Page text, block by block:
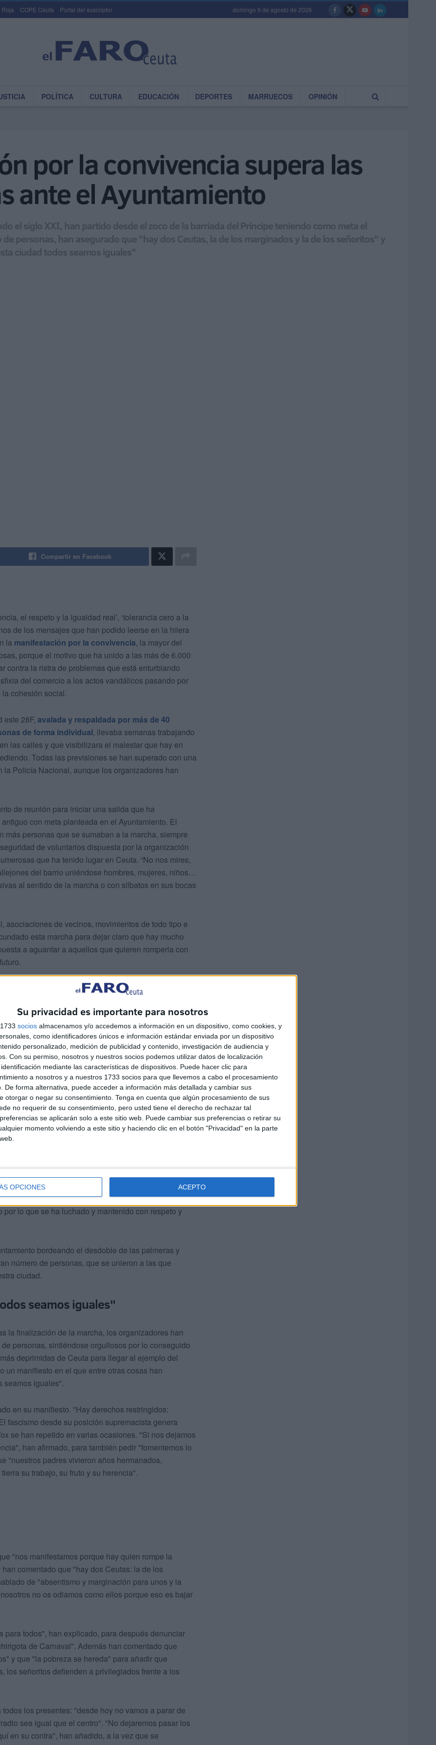
Su privacidad es importante para nosotros
socios almacenamos y/o accedemos a información en un dispositivo, como cookies, y
como identificadores únicos e información estándar enviada por un dispositivo
personalizado, medición de publicidad y contenido, investigación de audiencia y
Con su permiso, nosotros y nuestros socios podemos utilizar datos de localización
mediante las características de dispositivos. Puede hacer clic para
a nosotros y a nuestros 1733 socios para que llevemos a cabo el procesamiento
De forma alternativa, puede acceder a información más detallada y cambiar sus
otorgar o negar su consentimiento. Tenga en cuenta que algún procesamiento de sus
no requerir de su consentimiento, pero usted tiene el derecho de rechazar tal
se aplicarán solo a este sitio web. Puede cambiar sus preferencias o retirar su
momento volviendo a este sitio y haciendo clic en el botón "Privacidad" en la parte
OPCIONES ACEPTO
Roja COPE Ceuta Portal del suscriptor domingo 9 de agosto de 2026
POLÍTICA CULTURA EDUCACIÓN DEPORTES MARRUECOS OPINIÓN
por la convivencia supera las
ante el Ayuntamiento
el siglo XXI, han partido desde el zoco de la barriada del Príncipe teniendo como meta el
personas, han asegurado que "hay dos Ceutas, la de los marginados y la de los señoritos" y
ciudad todos seamos iguales"
Compartir en Facebook
el respeto y la igualdad real’, ‘tolerancia cero a la
de los mensajes que han podido leerse en la hilera
la manifestación por la convivencia, la mayor del
porque el motivo que ha unido a las más de 6.000
contra la ristra de problemas que está enturbiando
del comercio a los actos vandálicos pasando por
cohesión social.
este 28F, avalada y respaldada por más de 40
de forma individual, llevaba semanas trabajando
las calles y que visibilizara el malestar que hay en
Todas las previsiones se han superado con una
Policía Nacional, aunque los organizadores han
de reunión para iniciar una salida que ha
con meta planteada en el Ayuntamiento. El
personas que se sumaban a la marcha, siempre
de voluntarios dispuesta por la organización
que ha tenido lugar en Ceuta. “No nos mires,
del barrio uniéndose hombres, mujeres, niños…
al sentido de la marcha o con silbatos en sus bocas
asociaciones de vecinos, movimientos de todo tipo e
esta marcha para dejar claro que hay mucho
a aguantar a aquellos que quieren romperla con
se unía a la marcha que, conforme iba
más personas unidas, con más vecinos de Ceuta
nunca ha sonado tantas veces y tan fuerte
‘tolerancia cero al fascismo’… se leía en algunas de
por los participantes. Y también llegaron los
dimisión!’ o ‘fuera Vox’.
18:00 llegaba la marcha a la barriada de San José
que estaban esperando sumarse a la gran
Todo bajo control como se previó desde un
y adultos mostraban pancartas con leyendas como
musulmana y con orgullo’ o ‘soy español, ¿lo
apuesta por la convivencia está cansada, harta y
lo que se ha luchado y mantenido con respeto y
bordeando el desdoble de las palmeras y
número de personas, que se unieron a las que
ciudad.
seamos iguales"
la finalización de la marcha, los organizadores han
personas, sintiéndose orgullosos por lo conseguido
deprimidas de Ceuta para llegar al ejemplo del
manifiesto en el que entre otras cosas han
seamos iguales".
en su manifiesto. "Hay derechos restringidos:
fascismo desde su posición supremacista genera
se han repetido en varias ocasiones. "Si nos dejamos
han afirmado, para también pedir "fomentemos lo
"nuestros padres vivieron años hermanados,
su trabajo, su fruto y su herencia".
"nos manifestamos porque hay quien rompe la
comentado que "hay dos Ceutas: la de los
de "absentismo y marginación para unos y la
no os odiamos como ellos porque eso es bajar
todos", han explicado, para después denunciar
de Carnaval". Además han comentado que
y que "la pobreza se hereda" para añadir que
los señoritos defienden a privilegiados frente a los
los presentes: "desde hoy no vamos a parar de
sea igual que el centro". "No dejaremos pasar los
en su contra", han añadido, a la vez que se